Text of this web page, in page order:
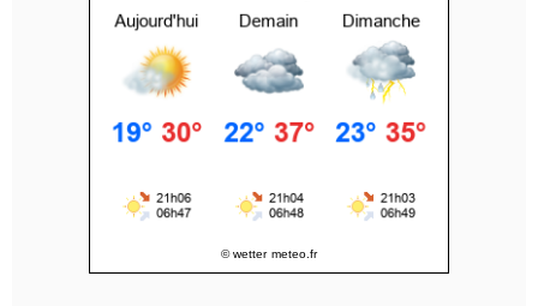
© wetter meteo.fr